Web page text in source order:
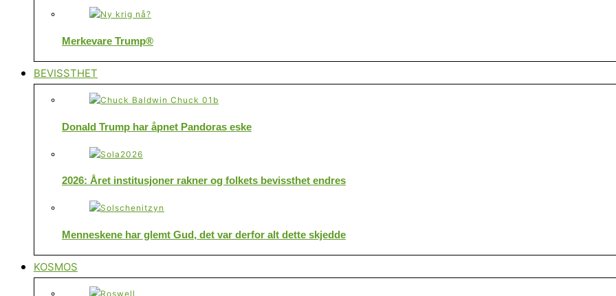
Merkevare Trump®
BEVISSTHET
Donald Trump har åpnet Pandoras eske
2026: Året institusjoner rakner og folkets bevissthet endres
Menneskene har glemt Gud, det var derfor alt dette skjedde
KOSMOS